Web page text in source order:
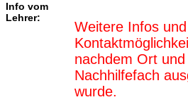
Info vom
Lehrer:
Weitere Infos und
nachdem Ort und
Nachhilfefach
wurde.